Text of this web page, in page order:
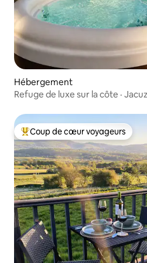
Hébergement
Refuge de luxe sur la côte ·
Coups de cœur voyageurs les
Coup de cœur voyageurs